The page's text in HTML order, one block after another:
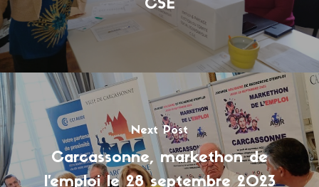
CSE
Next Post
Carcassonne, markethon de
l'emploi le 28 septembre 2023